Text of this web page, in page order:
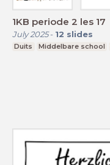
1KB periode 2 les 17
July 2025- 12 slides
Duits Middelbare school